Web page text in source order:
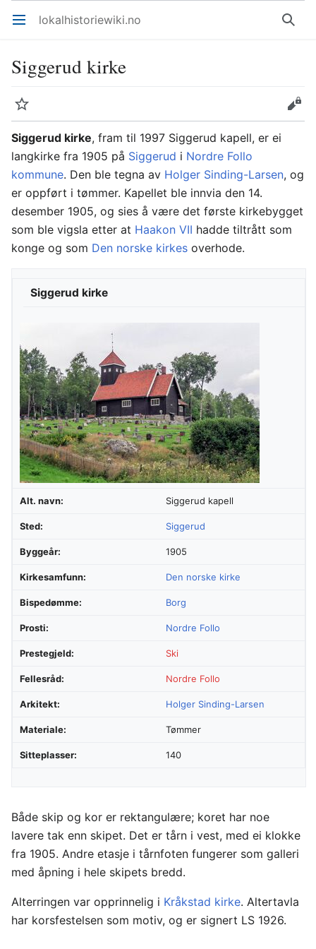
Åpne hovedmenyen lokalhistoriewiki.no Søk
Siggerud kirke
Overvåk
Rediger
Siggerud kirke, fram til 1997 Siggerud kapell, er ei
langkirke fra 1905 på Siggerud i Nordre Follo
kommune. Den ble tegna av Holger Sinding-Larsen, og
er oppført i tømmer. Kapellet ble innvia den 14.
desember 1905, og sies å være det første kirkebygget
som ble vigsla etter at Haakon VII hadde tiltrått som
konge og som Den norske kirkes overhode.
Siggerud kirke
Alt. navn: Siggerud kapell
Sted: Siggerud
Byggeår: 1905
Kirkesamfunn: Den norske kirke
Bispedømme: Borg
Prosti: Nordre Follo
Prestegjeld: Ski
Fellesråd: Nordre Follo
Arkitekt: Holger Sinding-Larsen
Materiale: Tømmer
Sitteplasser: 140
Både skip og kor er rektangulære; koret har noe
lavere tak enn skipet. Det er tårn i vest, med ei klokke
fra 1905. Andre etasje i tårnfoten fungerer som galleri
med åpning i hele skipets bredd.
Alterringen var opprinnelig i Kråkstad kirke. Altertavla
har korsfestelsen som motiv, og er signert LS 1926.